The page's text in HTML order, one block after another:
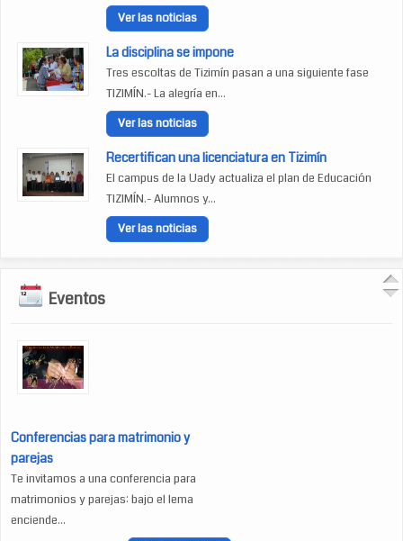
Ver las noticias
La disciplina se impone
Tres escoltas de Tizimín pasan a una siguiente fase
TIZIMÍN.- La alegría en...
Ver las noticias
Recertifican una licenciatura en Tizimín
El campus de la Uady actualiza el plan de Educación
TIZIMÍN.- Alumnos y...
Ver las noticias
Eventos
Conferencias para matrimonio y
parejas
Te invitamos a una conferencia para
matrimonios y parejas: bajo el lema
enciende...